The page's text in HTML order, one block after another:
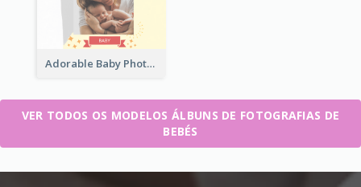
Adorable Baby Photo Book
VER TODOS OS MODELOS ÁLBUNS DE FOTOGRAFIAS DE
BEBÉS